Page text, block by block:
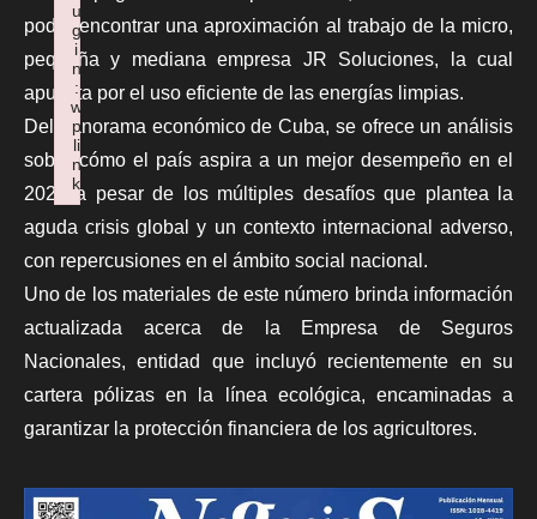
podrá encontrar una aproximación al trabajo de la micro,
pequeña y mediana empresa JR Soluciones, la cual
apuesta por el uso eficiente de las energías limpias.
Del panorama económico de Cuba, se ofrece un análisis
sobre cómo el país aspira a un mejor desempeño en el
2023 a pesar de los múltiples desafíos que plantea la
aguda crisis global y un contexto internacional adverso,
con repercusiones en el ámbito social nacional.
Uno de los materiales de este número brinda información
actualizada acerca de la Empresa de Seguros
Nacionales, entidad que incluyó recientemente en su
cartera pólizas en la línea ecológica, encaminadas a
garantizar la protección financiera de los agricultores.
u
g
i
n
:
w
p
li
n
k
Failed to initialize plugin: wplink